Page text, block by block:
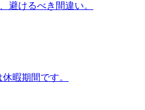
避けるべき間違い。
暇期間です。